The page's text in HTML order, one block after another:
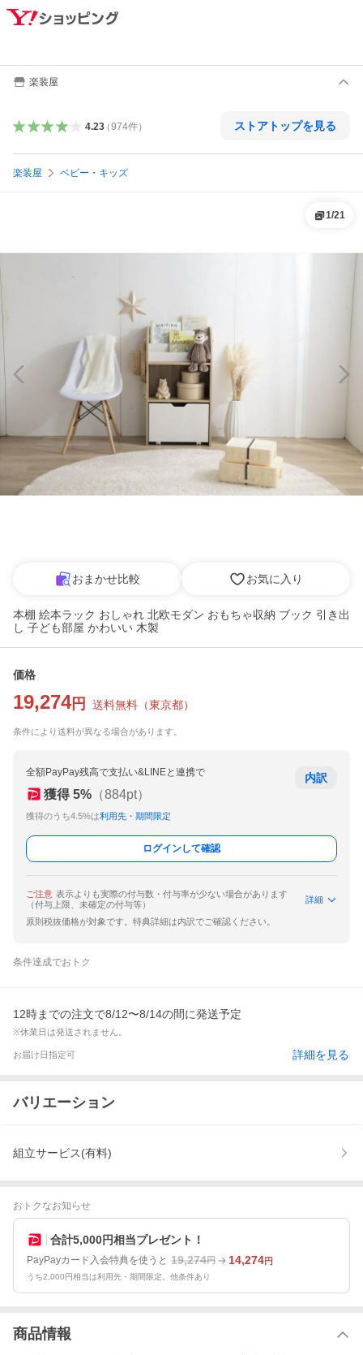
楽装屋
4.23（974件） ストアトップを見る
楽装屋 ベビー・キッズ
1/21
おまかせ比較 お気に入り
本棚 絵本ラック おしゃれ 北欧モダン おもちゃ収納 ブック 引き出
し 子ども部屋 かわいい 木製
価格
19,274円 送料無料 （東京都）
条件により送料が異なる場合があります。
全額PayPay残高で支払い&LINEと連携で
獲得 5% （884pt）
獲得のうち4.5%は利用先・期間限定
内訳
ログインして確認
ご注意 表示よりも実際の付与数・付与率が少ない場合があります
（付与上限、未確定の付与等）
詳細
原則税抜価格が対象です。特典詳細は内訳でご確認ください。
条件達成でおトク
12時までの注文で8/12〜8/14の間に発送予定
※休業日は発送されません。
お届け日指定可 詳細を見る
バリエーション
組立サービス(有料)
おトクなお知らせ
合計5,000円相当プレゼント！
PayPayカード入会特典を使うと 19,274円 14,274円
うち2,000円相当は利用先・期間限定。他条件あり
商品情報